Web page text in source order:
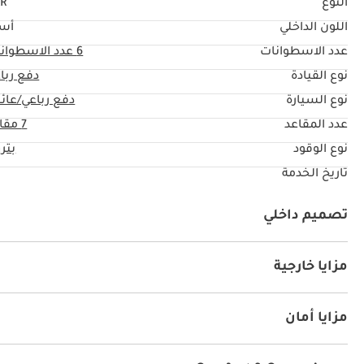
النوع
اللون الداخلي
عدد الاسطوانات
6عدد
نوع القيادة
دفع
نوع السيارة
دفع رباعي/
عدد المقاعد
7 مقاعد
نوع الوقود
تاريخ الخدمة
تصميم داخلي
مزايا خارجية
مزايا أمان